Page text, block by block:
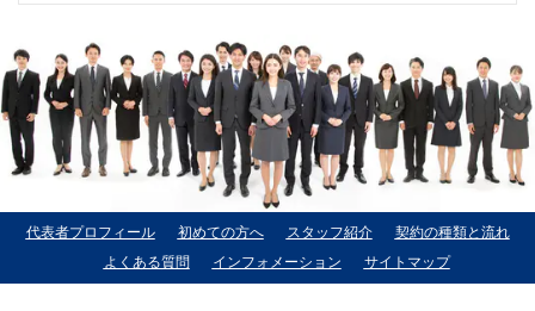
代表者プロフィール 初めての方へ スタッフ紹介
契約の種類と流れ
よくある質問
インフォメーション サイトマップ